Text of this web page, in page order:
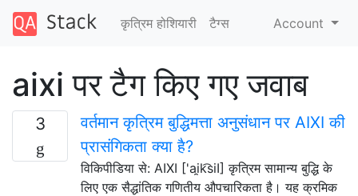
कृत्रिम होशियारी टैग्‍स Account
aixi पर टैग किए गए जवाब
3
वर्तमान कृत्रिम बुद्धिमत्ता अनुसंधान पर AIXI की
प्रासंगिकता क्या है?
विकिपीडिया से: AIXI ['ai̯k͡siI] कृत्रिम सामान्य बुद्धि के
लिए एक सैद्धांतिक गणितीय औपचारिकता है। यह क्रमिक